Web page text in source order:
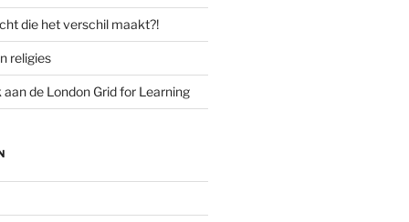
die het verschil maakt?!
religies
de London Grid for Learning